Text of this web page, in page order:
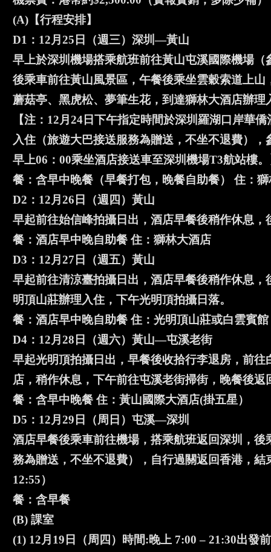
(A)【行程安排】
D1：12月25日（週三）深圳—黃山
早上於深圳機場搭乘航班前往黃山屯溪國際機場
後乘車前往黃山風景區，午餐後乘坐雲穀索道上
蘑菇亭、黑虎松、夢筆生花，到達獅林大酒店辦
【注：12月24日下午指定時間於深圳羅湖口岸華
入住（旅遊大巴接送服務為贈送，不坐不退費）
早上06：00乘坐酒店接送車至深圳機場T3航站樓
餐：含早中晚餐（早餐打包，晚餐自助餐） 住：
D2：12月26日（週四）黃山
早起前往始信峰拍攝日出，酒店早餐後稍作休息
餐：酒店早中晚自助餐 住：獅林大酒店
D3：12月27日（週五）黃山
早起前往清涼臺拍攝日出，酒店早餐後稍作休息
明頂山莊辦理入住，下午光明頂拍攝日落。
餐：酒店早中晚自助餐 住：光明頂山莊或白雲賓館
D4：12月28日（週六）黃山—屯溪老街
早起光明頂拍攝日出，早餐後收拾行李退房，前
店，稍作休息，下午前往屯溪老街掃街，晚餐後返
餐：含早中晚餐 住：黃山國際大酒店(掛五星）
D5：12月29日（周日）屯溪—深圳
酒店早餐後乘車前往機場，搭乘航班返回深圳，
務為贈送，不坐不退費），自行過關返回香港，
12:55）
餐：含早餐
(B) 課室
(1) 12月19日（周四）時間:晚上 7:00 – 21:30出發